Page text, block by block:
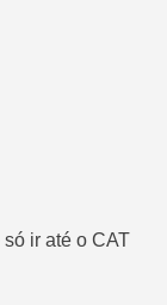
só ir até o CAT